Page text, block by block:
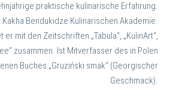
praktische kulinarische Erfahrung.
Bendukidze Kulinarischen Akademie.
mit den Zeitschriften „Tabula“, „KulinArt“,
zusammen. Ist Mitverfasser des in Polen
Buches „Gruziński smak“ (Georgischer
Geschmack).